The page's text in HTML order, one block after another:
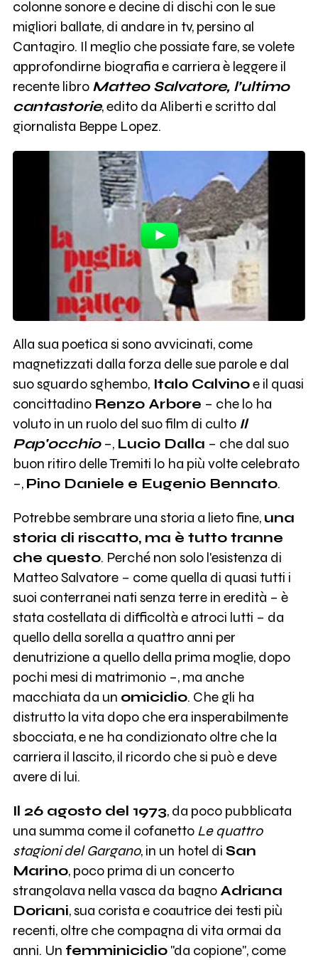
colonne sonore e decine di dischi con le sue
migliori ballate, di andare in tv, persino al
Cantagiro. Il meglio che possiate fare, se volete
approfondirne biografia e carriera è leggere il
recente libro Matteo Salvatore, l’ultimo
cantastorie, edito da Aliberti e scritto dal
giornalista Beppe Lopez.
Alla sua poetica si sono avvicinati, come
magnetizzati dalla forza delle sue parole e dal
suo sguardo sghembo,Italo Calvinoe il quasi
concittadino Renzo Arbore – che lo ha
voluto in un ruolo del suo film di culto Il
Pap'occhio–, Lucio Dalla – che dal suo
buon ritiro delle Tremiti lo ha più volte celebrato
–, Pino Daniele e Eugenio Bennato.
Potrebbe sembrare una storia a lieto fine, una
storia di riscatto, ma è tutto tranne
che questo. Perché non solo l'esistenza di
Matteo Salvatore – come quella di quasi tutti i
suoi conterranei nati senza terre in eredità – è
stata costellata di difficoltà e atroci lutti – da
quello della sorella a quattro anni per
denutrizione a quello della prima moglie, dopo
pochi mesi di matrimonio –, ma anche
macchiata da un omicidio. Che gli ha
distrutto la vita dopo che era insperabilmente
sbocciata, e ne ha condizionato oltre che la
carriera il lascito, il ricordo che si può e deve
avere di lui.
Il 26 agosto del 1973, da poco pubblicata
una summa come il cofanetto Le quattro
stagioni del Gargano, in un hotel di San
Marino, poco prima di un concerto
strangolava nella vasca da bagno Adriana
Doriani, sua corista e coautrice dei testi più
recenti, oltre che compagna di vita ormai da
anni. Un femminicidio"da copione", come